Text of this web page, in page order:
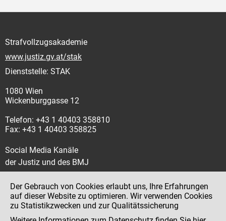
Strafvollzugsakademie
www.justiz.gv.at/stak
Dienststelle: STAK
1080 Wien
Wickenburggasse 12
Telefon: +43 1 40403 358810
Fax: +43 1 40403 358825
Social Media Kanäle
der Justiz und des BMJ
Impressum
Der Gebrauch von Cookies erlaubt uns, Ihre Erfahrungen
auf dieser Website zu optimieren. Wir verwenden Cookies
zu Statistikzwecken und zur Qualitätssicherung